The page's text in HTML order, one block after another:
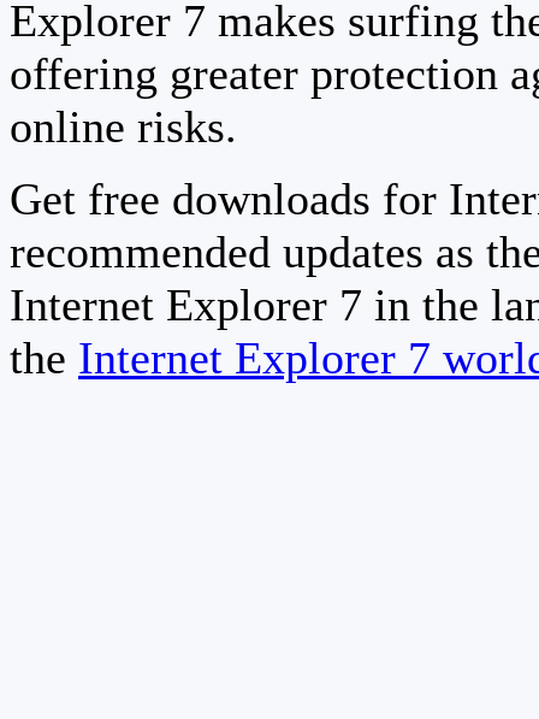
Explorer 7 makes surfing
offering greater protection
online risks.
Get free downloads for
recommended updates as
Internet Explorer 7 in the
the Internet Explorer 7